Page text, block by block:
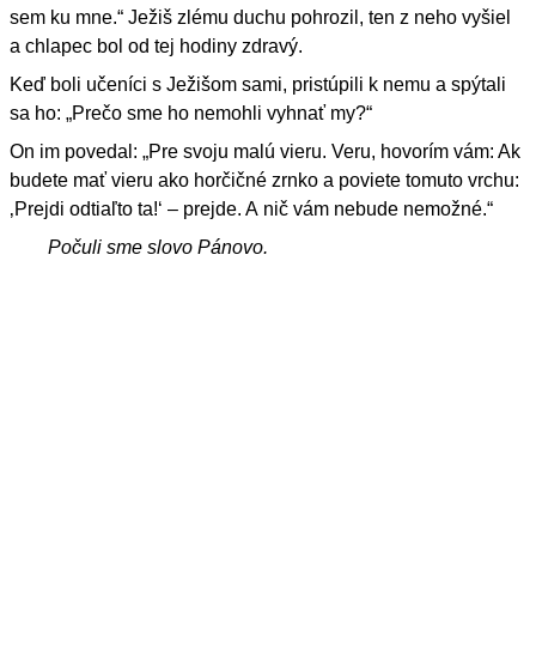
sem ku mne.“ Ježiš zlému duchu pohrozil, ten z neho vyšiel
a chlapec bol od tej hodiny zdravý.
Keď boli učeníci s Ježišom sami, pristúpili k nemu a spýtali
sa ho: „Prečo sme ho nemohli vyhnať my?“
On im povedal: „Pre svoju malú vieru. Veru, hovorím vám: Ak
budete mať vieru ako horčičné zrnko a poviete tomuto vrchu:
‚Prejdi odtiaľto ta!‘ – prejde. A nič vám nebude nemožné.“
Počuli sme slovo Pánovo.